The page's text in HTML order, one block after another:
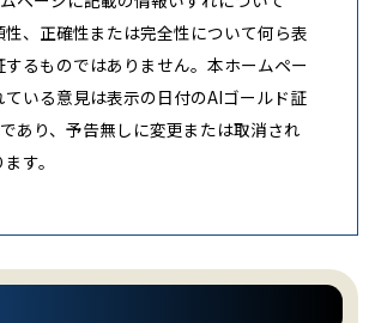
性、正確性または完全性について何ら表
るものではありません。本ホームペー
ている意見は表示の日付のAIゴールド証
あり、予告無しに変更または取消され
す。